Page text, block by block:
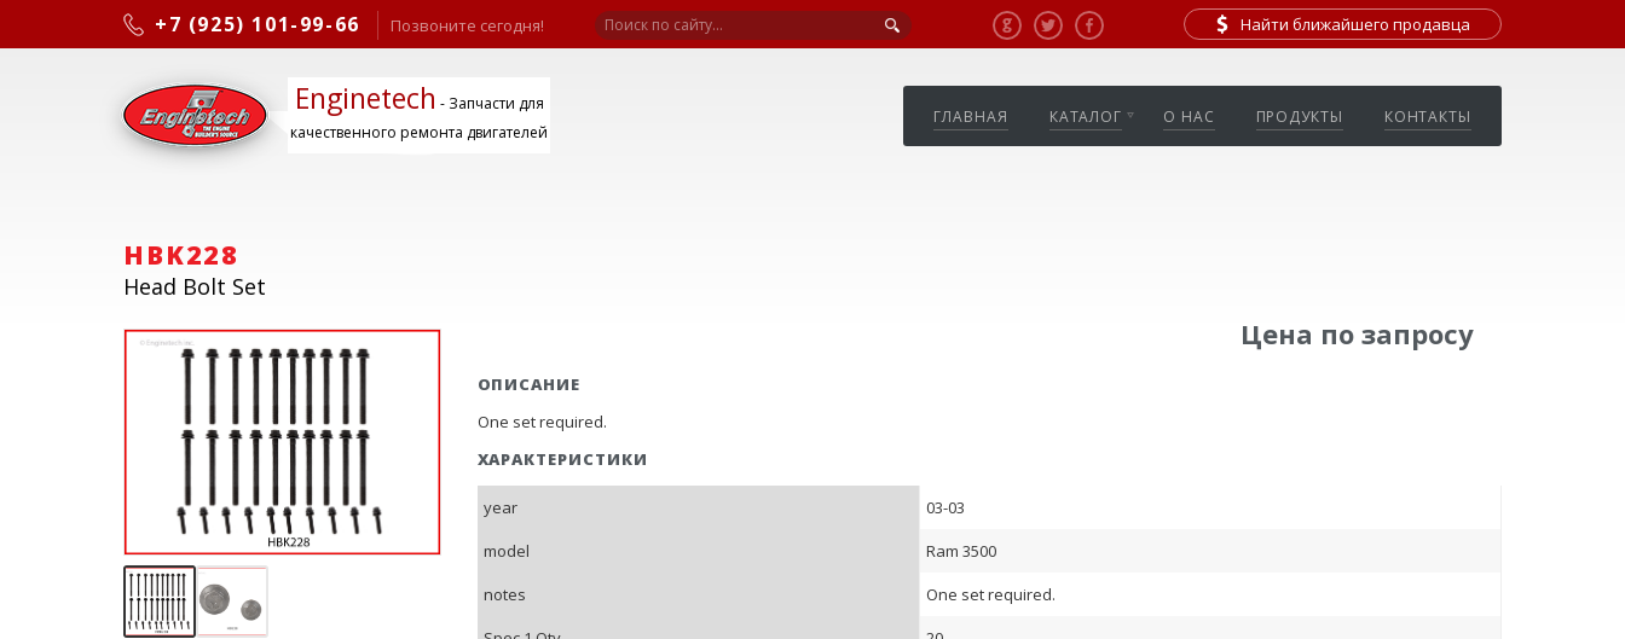
+7 (925) 101-99-66 Позвоните сегодня! Найти ближайшего продавца
Enginetech - Запчасти для
качественного ремонта двигателей
ГЛАВНАЯ КАТАЛОГ О НАС ПРОДУКТЫ КОНТАКТЫ
HBK228
Head Bolt Set
Цена по запросу
ОПИСАНИЕ
One set required.
ХАРАКТЕРИСТИКИ
year
03-03
model
Ram 3500
notes
One set required.